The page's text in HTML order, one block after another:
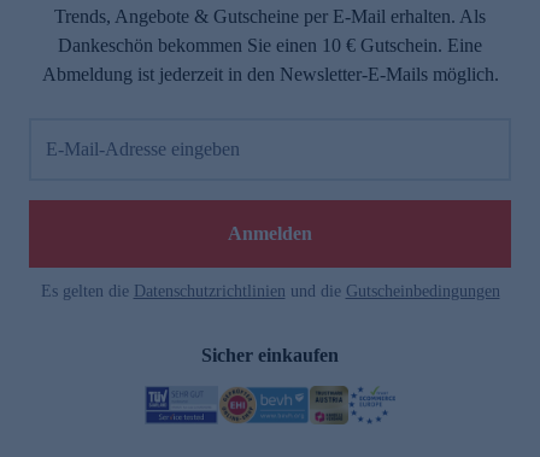
Trends, Angebote & Gutscheine per E-Mail erhalten. Als
Dankeschön bekommen Sie einen 10 € Gutschein. Eine
Abmeldung ist jederzeit in den Newsletter-E-Mails möglich.
E-Mail-Adresse eingeben
Anmelden
Es gelten die Datenschutzrichtlinien und die Gutscheinbedingungen
Sicher einkaufen